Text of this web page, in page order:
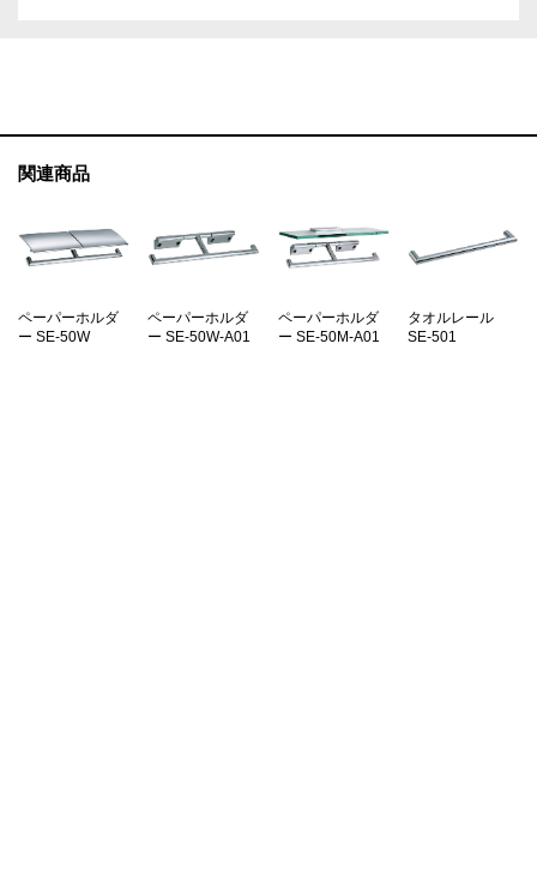
関連商品
ペーパーホルダ
ー SE-50W
ペーパーホルダ
ー SE-50W-A01
ペーパーホルダ
ー SE-50M-A01
タオルレール
SE-501